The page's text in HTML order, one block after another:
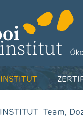
INSTITUT
INSTITUT Team,